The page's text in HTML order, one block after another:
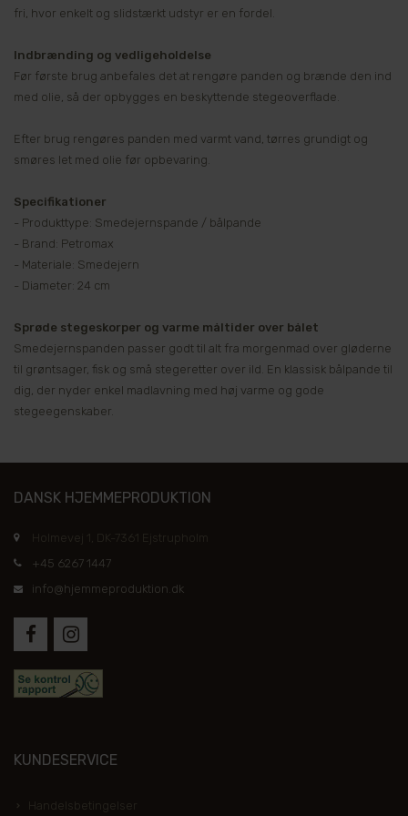
fri, hvor enkelt og slidstærkt udstyr er en fordel.
Indbrænding og vedligeholdelse
Før første brug anbefales det at rengøre panden og brænde den ind
med olie, så der opbygges en beskyttende stegeoverflade.
Efter brug rengøres panden med varmt vand, tørres grundigt og
smøres let med olie før opbevaring.
Specifikationer
- Produkttype: Smedejernspande / bålpande
- Brand: Petromax
- Materiale: Smedejern
- Diameter: 24 cm
Sprøde stegeskorper og varme måltider over bålet
Smedejernspanden passer godt til alt fra morgenmad over gløderne
til grøntsager, fisk og små stegeretter over ild. En klassisk bålpande til
dig, der nyder enkel madlavning med høj varme og gode
stegeegenskaber.
DANSK HJEMMEPRODUKTION
Holmevej 1, DK-7361 Ejstrupholm
+45 6267 1447
info@hjemmeproduktion.dk
KUNDESERVICE
Handelsbetingelser